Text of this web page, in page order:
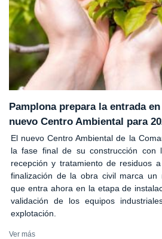
Pamplona prepara la entrada
nuevo Centro Ambiental para
El nuevo Centro Ambiental de la
la fase final de su construcción con
recepción y tratamiento de residuos
finalización de la obra civil marca un
que entra ahora en la etapa de
validación de los equipos
explotación.
Ver más